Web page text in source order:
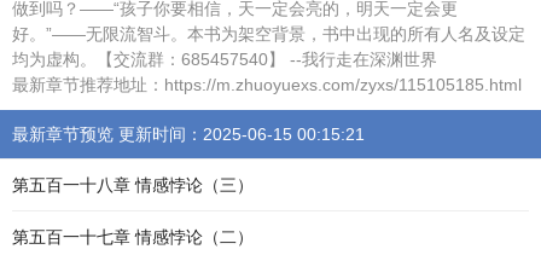
做到吗？——“孩子你要相信，天一定会亮的，明天一定会更
好。”——无限流智斗。本书为架空背景，书中出现的所有人名及设定
均为虚构。【交流群：685457540】 --我行走在深渊世界
最新章节推荐地址：https://m.zhuoyuexs.com/zyxs/115105185.html
最新章节预览 更新时间：2025-06-15 00:15:21
第五百一十八章 情感悖论（三）
第五百一十七章 情感悖论（二）